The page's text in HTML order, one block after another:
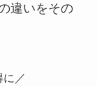
違いをその
に／